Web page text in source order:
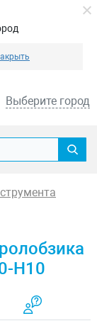
Выберите город
H10